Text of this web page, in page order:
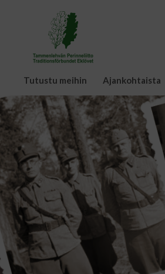
Tutustu meihin Ajankohtaista